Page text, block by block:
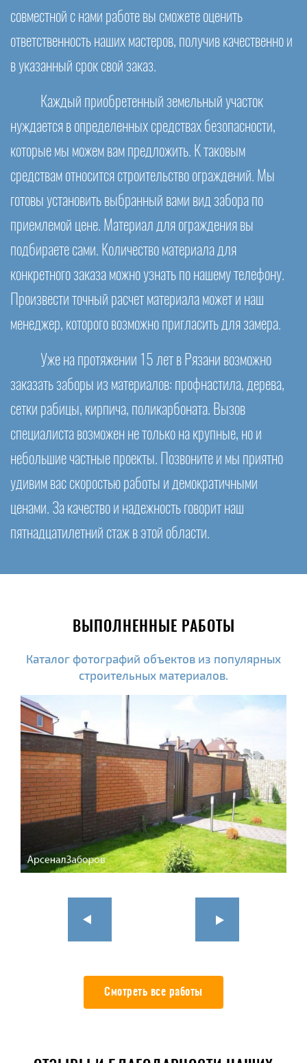
совместной с нами работе вы сможете оценить
ответственность наших мастеров, получив качественно и
в указанный срок свой заказ.
Каждый приобретенный земельный участок
нуждается в определенных средствах безопасности,
которые мы можем вам предложить. К таковым
средствам относится строительство ограждений. Мы
готовы установить выбранный вами вид забора по
приемлемой цене. Материал для ограждения вы
подбираете сами. Количество материала для
конкретного заказа можно узнать по нашему телефону.
Произвести точный расчет материала может и наш
менеджер, которого возможно пригласить для замера.
Уже на протяжении 15 лет в Рязани возможно
заказать заборы из материалов: профнастила, дерева,
сетки рабицы, кирпича, поликарбоната. Вызов
специалиста возможен не только на крупные, но и
небольшие частные проекты. Позвоните и мы приятно
удивим вас скоростью работы и демократичными
ценами. За качество и надежность говорит наш
пятнадцатилетний стаж в этой области.
ВЫПОЛНЕННЫЕ РАБОТЫ
Каталог фотографий объектов из популярных
строительных материалов.
Смотреть все работы